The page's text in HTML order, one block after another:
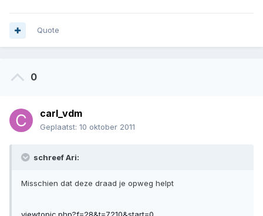
Quote
0
carl_vdm
Geplaatst: 10 oktober 2011
schreef Ari:
Misschien dat deze draad je opweg helpt